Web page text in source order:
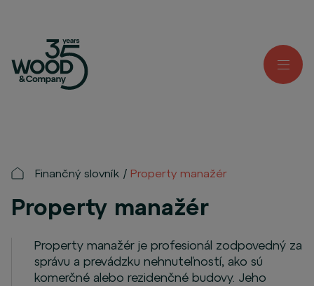
Finančný slovník Property manažér
Property manažér
Property manažér je profesionál zodpovedný za
správu a prevádzku nehnuteľností, ako sú
komerčné alebo rezidenčné budovy. Jeho